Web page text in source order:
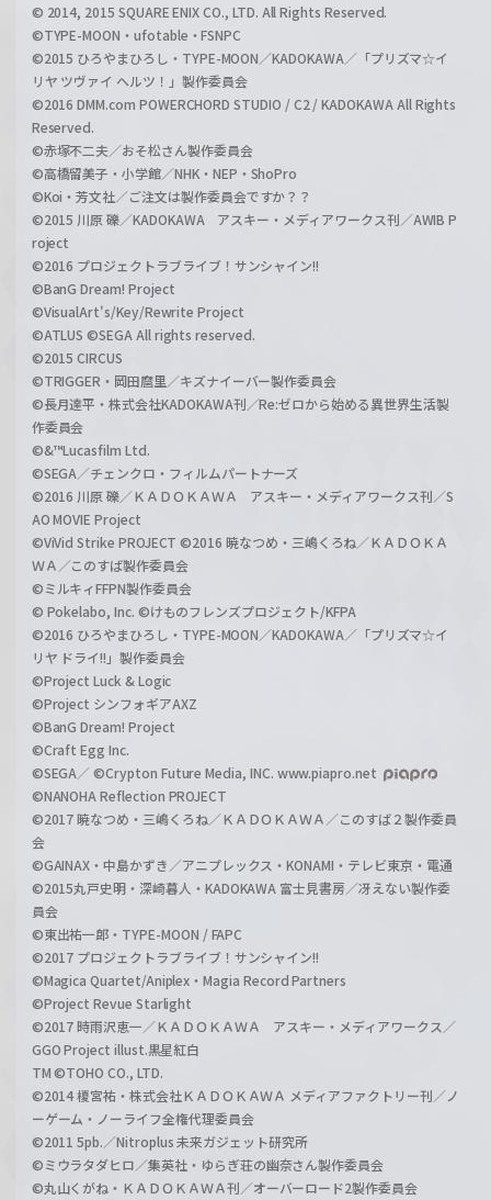
© 2014, 2015 SQUARE ENIX CO., LTD. All Rights Reserved.
©TYPE-MOON・ufotable・FSNPC
©2015 ひろやまひろし・TYPE-MOON／KADOKAWA／「プリズマ☆イ
リヤ ツヴァイ ヘルツ！」製作委員会
©2016 DMM.com POWERCHORD STUDIO / C2 / KADOKAWA All Rights
Reserved.
©赤塚不二夫／おそ松さん製作委員会
©高橋留美子・小学館／NHK・NEP・ShoPro
©Koi・芳文社／ご注文は製作委員会ですか？？
©2015 川原 礫／KADOKAWA アスキー・メディアワークス刊／AWIB P
roject
©2016 プロジェクトラブライブ！サンシャイン!!
©BanG Dream! Project
©VisualArt's/Key/Rewrite Project
©ATLUS ©SEGA All rights reserved.
©2015 CIRCUS
©TRIGGER・岡田麿里／キズナイーバー製作委員会
©長月達平・株式会社KADOKAWA刊／Re:ゼロから始める異世界生活製
作委員会
©&™Lucasfilm Ltd.
©SEGA／チェンクロ・フィルムパートナーズ
©2016 川原 礫／ＫＡＤＯＫＡＷＡ アスキー・メディアワークス刊／S
AO MOVIE Project
©ViVid Strike PROJECT ©2016 暁なつめ・三嶋くろね／ＫＡＤＯＫＡ
ＷＡ／このすば製作委員会
©ミルキィFFPN製作委員会
© Pokelabo, Inc. ©けものフレンズプロジェクト/KFPA
©2016 ひろやまひろし・TYPE-MOON／KADOKAWA／「プリズマ☆イ
リヤ ドライ!!」製作委員会
©Project Luck & Logic
©Project シンフォギアAXZ
©BanG Dream! Project
©Craft Egg Inc.
©SEGA／ ©Crypton Future Media, INC. www.piapro.net
©NANOHA Reflection PROJECT
©2017 暁なつめ・三嶋くろね／ＫＡＤＯＫＡＷＡ／このすば２製作委員
会
©GAINAX・中島かずき／アニプレックス・KONAMI・テレビ東京・電通
©2015丸戸史明・深崎暮人・KADOKAWA 富士見書房／冴えない製作委
員会
©東出祐一郎・TYPE-MOON / FAPC
©2017 プロジェクトラブライブ！サンシャイン!!
©Magica Quartet/Aniplex・Magia Record Partners
©Project Revue Starlight
©2017 時雨沢恵一／ＫＡＤＯＫＡＷＡ アスキー・メディアワークス／
GGO Project illust.黒星紅白
TM ©TOHO CO., LTD.
©2014 榎宮祐・株式会社ＫＡＤＯＫＡＷＡ メディアファクトリー刊／ノ
ーゲーム・ノーライフ全権代理委員会
©2011 5pb.／Nitroplus 未来ガジェット研究所
©ミウラタダヒロ／集英社・ゆらぎ荘の幽奈さん製作委員会
©丸山くがね・ＫＡＤＯＫＡＷＡ刊／オーバーロード2製作委員会